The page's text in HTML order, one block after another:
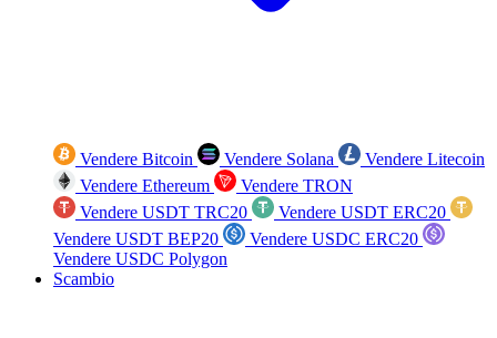
Vendere Bitcoin Vendere Solana
Vendere Litecoin
Vendere Ethereum
Vendere TRON
Vendere USDT TRC20
Vendere USDT ERC20
Vendere USDT BEP20
Vendere USDC ERC20
Vendere USDC Polygon
Scambio